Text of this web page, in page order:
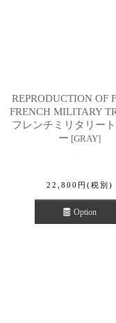
REPRODUCTION OF
FRENCH MILITARY
フレンチミリタリー
ー [GRAY]
22,800 円 (税別)
Option